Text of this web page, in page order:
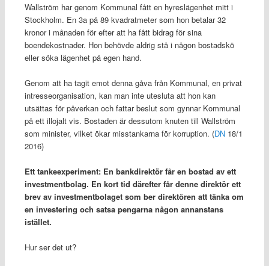
Wallström har genom Kommunal fått en hyreslägenhet mitt i
Stockholm. En 3a på 89 kvadratmeter som hon betalar 32
kronor i månaden för efter att ha fått bidrag för sina
boendekostnader. Hon behövde aldrig stå i någon bostadskö
eller söka lägenhet på egen hand.
Genom att ha tagit emot denna gåva från Kommunal, en privat
intresseorganisation, kan man inte utesluta att hon kan
utsättas för påverkan och fattar beslut som gynnar Kommunal
på ett illojalt vis. Bostaden är dessutom knuten till Wallström
som minister, vilket ökar misstankarna för korruption. (DN 18/1
2016)
Ett tankeexperiment: En bankdirektör får en bostad av ett
investmentbolag. En kort tid därefter får denne direktör ett
brev av investmentbolaget som ber direktören att tänka om
en investering och satsa pengarna någon annanstans
istället.
Hur ser det ut?